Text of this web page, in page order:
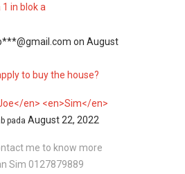
in blok a
on August
to buy the house?
en> <en>Sim</en>
pada August 22, 2022
me to know more
Sim 0127879889